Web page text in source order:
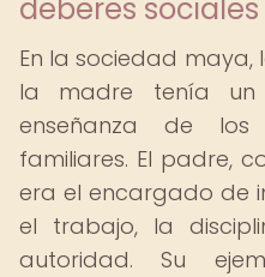
deberes sociales
En la sociedad
la madre tenía
enseñanza de
familiares. El padre,
era el encargado de
el trabajo, la
autoridad. Su